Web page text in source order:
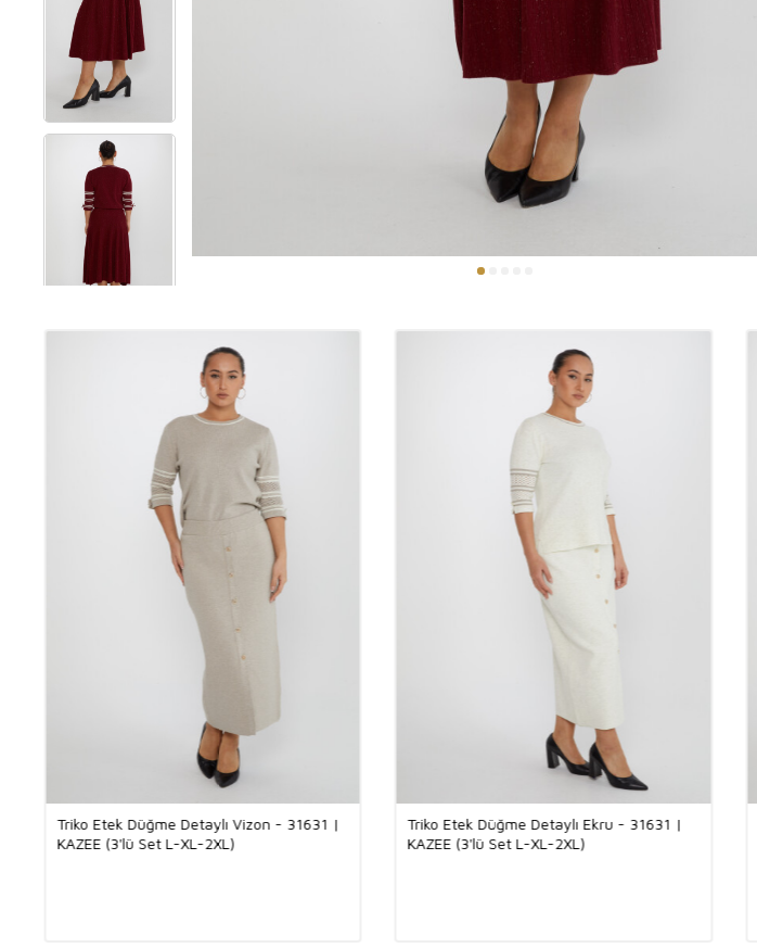
Triko Etek Düğme Detaylı Vizon - 31631 |
KAZEE (3'lü Set L-XL-2XL)
Triko Etek Düğme Detaylı Ekru - 31631 |
KAZEE (3'lü Set L-XL-2XL)